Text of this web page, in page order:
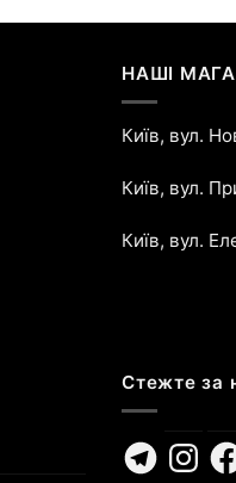
НАШІ
Київ, вул.
Київ, вул.
Київ, вул.
Стежте за
Telegram